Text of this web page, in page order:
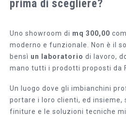
prima di scegliere?
Uno showroom di mq 300,00
moderno e funzionale. Non è il
bensì un laboratorio di lavoro,
mano tutti i prodotti proposti da
Un luogo dove gli imbianchini
portare i loro clienti, ed insieme,
finiture e le soluzioni tecniche